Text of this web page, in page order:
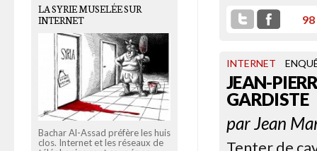
98
INTERNET
JEAN-
GARDISTE
parJean
LA SYRIE MUSELÉE SUR
INTERNET
Bachar Al-Assad préfère les huis
clos. Internet et les réseaux de
EN FINIR (VRAIMENT) AVEC
LA «DÉMOCRATISATION DE
LA CULTURE»
L'échec des politiques dites de